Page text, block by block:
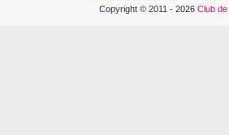
Copyright © 2011 - 2026 Club